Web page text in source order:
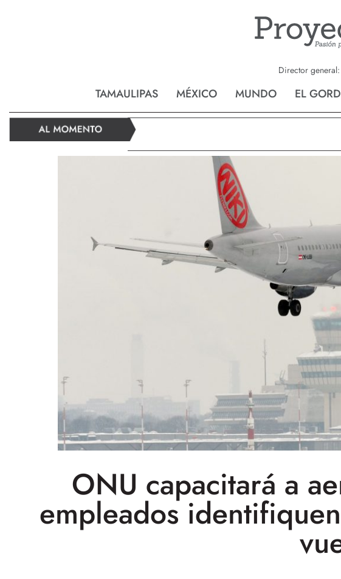
Director
TAMAULIPAS MÉXICO MUNDO EL
Reynosa
ONU capacitará a
empleados